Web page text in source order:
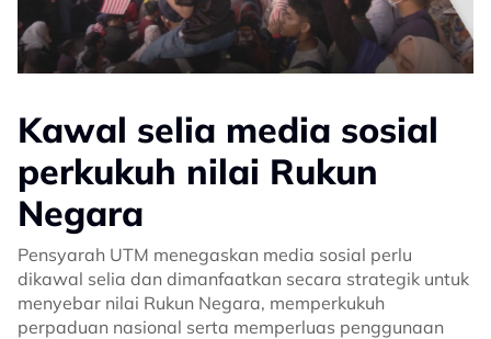
Kawal selia media sosial
perkukuh nilai Rukun
Negara
Pensyarah UTM menegaskan media sosial perlu
dikawal selia dan dimanfaatkan secara strategik untuk
menyebar nilai Rukun Negara, memperkukuh
perpaduan nasional serta memperluas penggunaan